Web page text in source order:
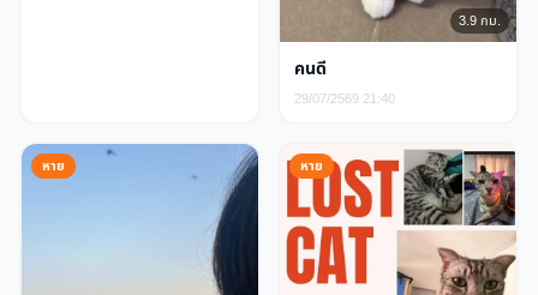
3.9 กม.
คนดี
29/07/2569 21:40
หาย หาย